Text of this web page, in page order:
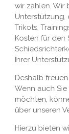
wir zählen. Wir
Unterstützung,
Trikots,
Kosten für den
Ihrer
Deshalb
Wenn auch
möchten,
über unseren
Hierzu bieten